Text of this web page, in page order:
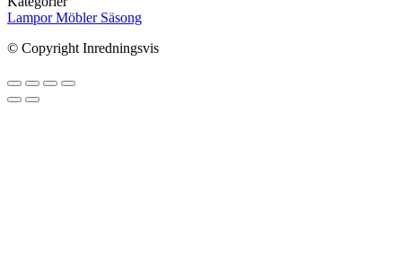
LamporMöbler Säsong
© Copyright Inredningsvis